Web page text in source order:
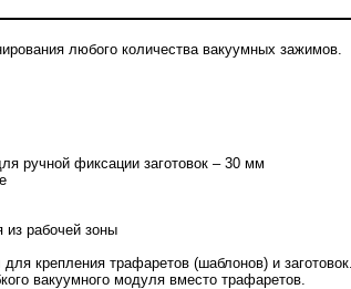
любого количества вакуумных зажимов.
ручной фиксации заготовок – 30 мм
из рабочей зоны
крепления трафаретов (шаблонов) и заготовок.
вакуумного модуля вместо трафаретов.